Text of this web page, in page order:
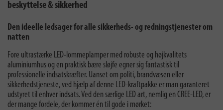
beskyttelse & sikkerhed
Den ideelle ledsager for alle sikkerheds- og redningstjenester om
natten
Fore ultrastærke LED-lommeplamper med robuste og højkvalitets
aluminiumhus og en praktisk bære sløjfe egner sig fantastisk til
professionelle indsatskræfter. Uanset om politi, brandvæsen eller
sikkerhedstjeneste, ved hjælp af denne LED-kraftpakke er man garanteret
udstyret til enhver indsats. Ved den særlige LED art, nemlig en CREE-LED, er
der mange fordele, der kommer én til gode i mørket: